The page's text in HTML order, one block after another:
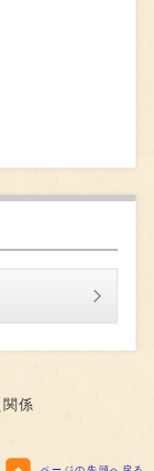
係